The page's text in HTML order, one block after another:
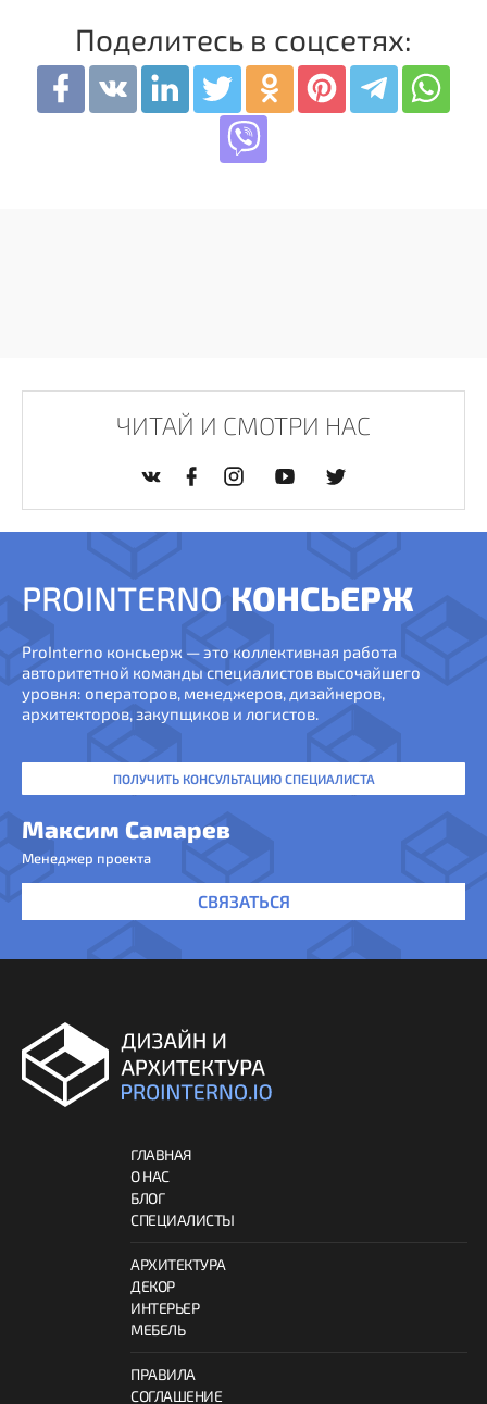
Поделитесь в соцсетях:
ЧИТАЙ И СМОТРИ НАС
PROINTERNO КОНСЬЕРЖ
ProInterno консьерж — это коллективная работа
авторитетной команды специалистов высочайшего
уровня: операторов, менеджеров, дизайнеров,
архитекторов, закупщиков и логистов.
ПОЛУЧИТЬ КОНСУЛЬТАЦИЮ СПЕЦИАЛИСТА
Максим Самарев
Менеджер проекта
СВЯЗАТЬСЯ
ГЛАВНАЯ
О НАС
БЛОГ
СПЕЦИАЛИСТЫ
АРХИТЕКТУРА
ДЕКОР
ИНТЕРЬЕР
МЕБЕЛЬ
ПРАВИЛА
СОГЛАШЕНИЕ